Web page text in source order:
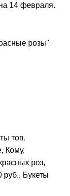
14 февраля.
розы"
топ,
, Кому,
роз,
руб., Букеты